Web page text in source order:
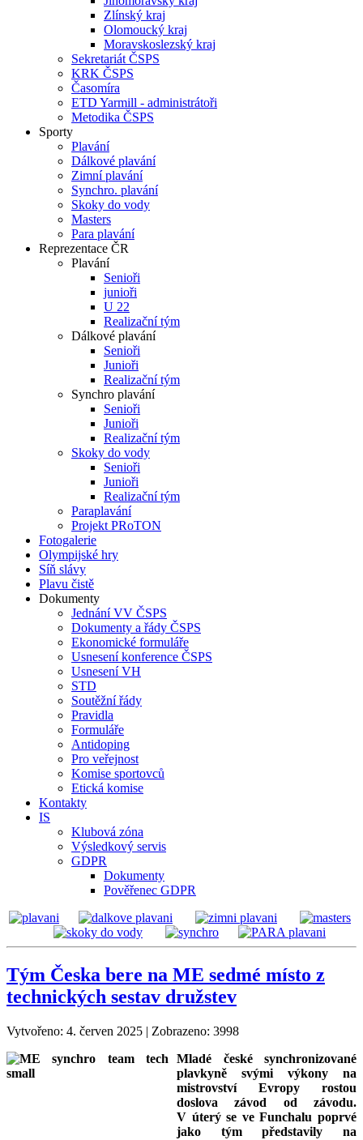
Zlínský kraj
Olomoucký kraj
Moravskoslezský kraj
Sekretariát ČSPS
KRK ČSPS
Časomíra
ETD Yarmill - administrátoři
Metodika ČSPS
Sporty
Plavání
Dálkové plavání
Zimní plavání
Synchro. plavání
Skoky do vody
Masters
Para plavání
Reprezentace ČR
Plavání
Senioři
junioři
U 22
Realizační tým
Dálkové plavání
Senioři
Junioři
Realizační tým
Synchro plavání
Senioři
Junioři
Realizační tým
Skoky do vody
Senioři
Junioři
Realizační tým
Paraplavání
Projekt PRoTON
Fotogalerie
Olympijské hry
Síň slávy
Plavu čistě
Dokumenty
Jednání VV ČSPS
Dokumenty a řády ČSPS
Ekonomické formuláře
Usnesení konference ČSPS
Usnesení VH
STD
Soutěžní řády
Pravidla
Formuláře
Antidoping
Pro veřejnost
Komise sportovců
Etická komise
Kontakty
IS
Klubová zóna
Výsledkový servis
GDPR
Dokumenty
Pověřenec GDPR
Tým Česka bere na ME sedmé místo z
technických sestav družstev
Vytvořeno: 4. červen 2025 | Zobrazeno: 3998
Mladé české synchronizované
plavkyně svými výkony na
mistrovství Evropy rostou
doslova závod od závodu.
V úterý se ve Funchalu poprvé
jako tým představily na